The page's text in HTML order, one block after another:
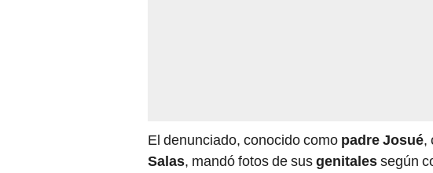
El denunciado, conocido como padre Josué,
Salas, mandó fotos de susgenitalessegún